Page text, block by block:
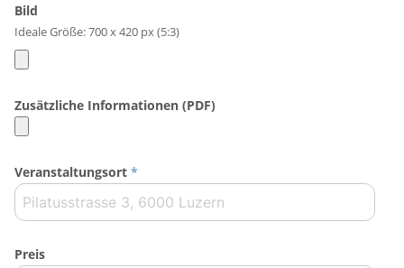
Bild
Ideale Größe: 700 x 420 px (5:3)
Zusätzliche Informationen (PDF)
Veranstaltungsort *
Preis